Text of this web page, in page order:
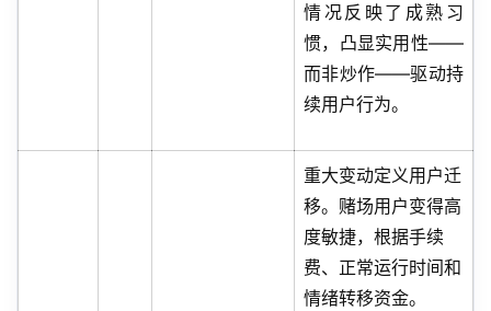
情况反映了成熟习
惯，凸显实用性——
而非炒作——驱动持
续用户行为。
重大变动定义用户迁
移。赌场用户变得高
度敏捷，根据手续
费、正常运行时间和
情绪转移资金。